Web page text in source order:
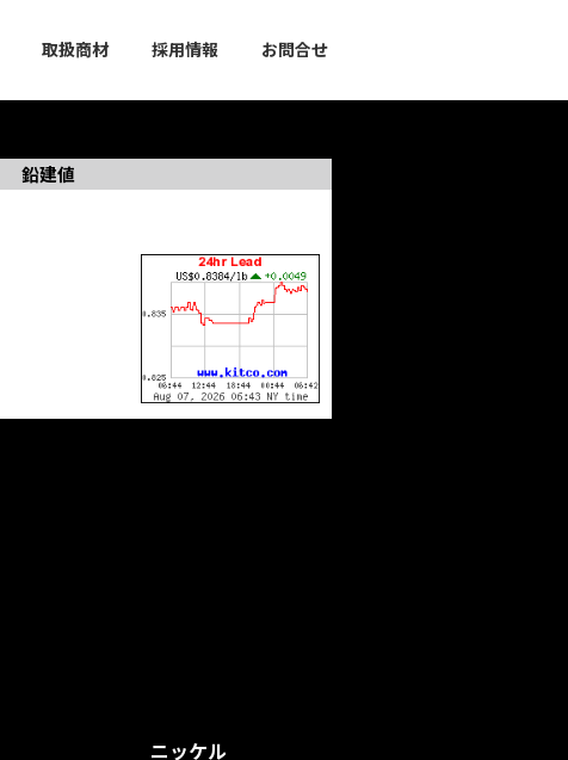
取扱商材 採用情報 お問合せ
鉛建値
ニッケル